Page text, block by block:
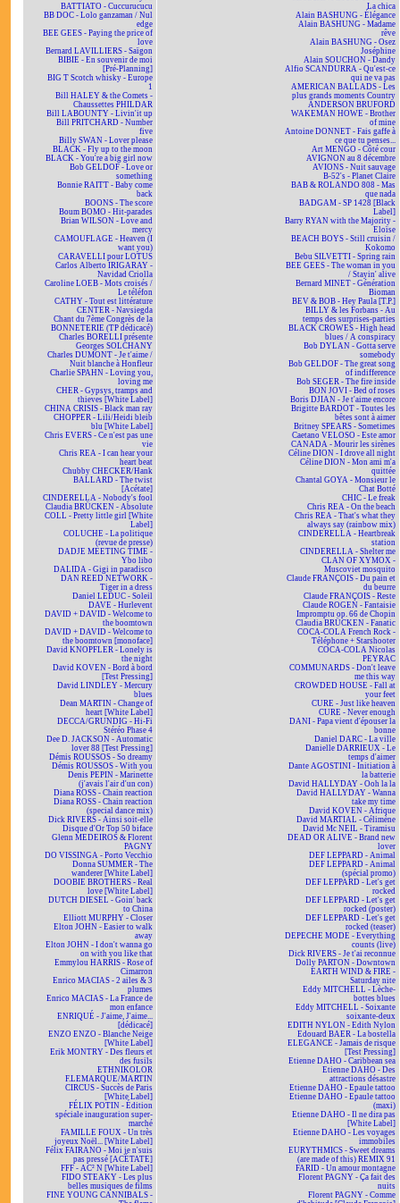
BATTIATO - Cuccurucucu
BB DOC - Lolo ganzaman / Nul
edge
BEE GEES - Paying the price of
love
Bernard LAVILLIERS - Saïgon
BIBIE - En souvenir de moi
[Pré-Planning]
BIG T Scotch whisky - Europe
1
Bill HALEY & the Comets -
Chaussettes PHILDAR
Bill LABOUNTY - Livin'it up
Bill PRITCHARD - Number
five
Billy SWAN - Lover please
BLACK - Fly up to the moon
BLACK - You're a big girl now
Bob GELDOF - Love or
something
Bonnie RAITT - Baby come
back
BOONS - The score
Boum BOMO - Hit-parades
Brian WILSON - Love and
mercy
CAMOUFLAGE - Heaven (I
want you)
CARAVELLI pour LOTUS
Carlos Alberto IRIGARAY -
Navidad Criolla
Caroline LOEB - Mots croisés /
Le téléfon
CATHY - Tout est littérature
CENTER - Navsiegda
Chant du 7ème Congrès de la
BONNETERIE (TP dédicacé)
Charles BORELLI présente
Georges SOLCHANY
Charles DUMONT - Je t'aime /
Nuit blanche à Honfleur
Charlie SPAHN - Loving you,
loving me
CHER - Gypsys, tramps and
thieves [White Label]
CHINA CRISIS - Black man ray
CHOPPER - Lili/Heidi bleib
blu [White Label]
Chris EVERS - Ce n'est pas une
vie
Chris REA - I can hear your
heart beat
Chubby CHECKER/Hank
BALLARD - The twist
[Acétate]
CINDERELLA - Nobody's fool
Claudia BRÜCKEN - Absolute
COLL - Pretty little girl [White
Label]
COLUCHE - La politique
(revue de presse)
DADJE MEETING TIME -
Ybo libo
DALIDA - Gigi in paradisco
DAN REED NETWORK -
Tiger in a dress
Daniel LEDUC - Soleil
DAVE - Hurlevent
DAVID + DAVID - Welcome to
the boomtown
DAVID + DAVID - Welcome to
the boomtown [monoface]
David KNOPFLER - Lonely is
the night
David KOVEN - Bord à bord
[Test Pressing]
David LINDLEY - Mercury
blues
Dean MARTIN - Change of
heart [White Label]
DECCA/GRUNDIG - Hi-Fi
Stéréo Phase 4
Dee D. JACKSON - Automatic
lover 88 [Test Pressing]
Démis ROUSSOS - So dreamy
Démis ROUSSOS - With you
Denis PEPIN - Marinette
(j'avais l'air d'un con)
Diana ROSS - Chain reaction
Diana ROSS - Chain reaction
(special dance mix)
Dick RIVERS - Ainsi soit-elle
Disque d'Or Top 50 biface
Glenn MEDEIROS & Florent
PAGNY
DO VISSINGA - Porto Vecchio
Donna SUMMER - The
wanderer [White Label]
DOOBIE BROTHERS - Real
love [White Label]
DUTCH DIESEL - Goin' back
to China
Elliott MURPHY - Closer
Elton JOHN - Easier to walk
away
Elton JOHN - I don't wanna go
on with you like that
Emmylou HARRIS - Rose of
Cimarron
Enrico MACIAS - 2 ailes & 3
plumes
Enrico MACIAS - La France de
mon enfance
ENRIQUÉ - J'aime, J'aime...
[dédicacé]
ENZO ENZO - Blanche Neige
[White Label]
Erik MONTRY - Des fleurs et
des fusils
ETHNIKOLOR
F.LEMARQUE/MARTIN
CIRCUS - Succès de Paris
[White Label]
FÉLIX POTIN - Édition
spéciale inauguration super-
marché
FAMILLE FOUX - Un très
joyeux Noël... [White Label]
Félix FAIRANO - Moi je n'suis
pas pressé [ACÉTATE]
FFF - AC² N [White Label]
FIDO STEAKY - Les plus
belles musiques de films
FINE YOUNG CANNIBALS -
La chica
Alain BASHUNG - Élégance
Alain BASHUNG - Madame
rêve
Alain BASHUNG - Osez
Joséphine
Alain SOUCHON - Dandy
Alfio SCANDURRA - Qu'est-ce
qui ne va pas
AMERICAN BALLADS - Les
plus grands moments Country
ANDERSON BRUFORD
WAKEMAN HOWE - Brother
of mine
Antoine DONNET - Fais gaffe à
ce que tu penses...
Art MENGO - Côté cour
AVIGNON au 8 décembre
AVIONS - Nuit sauvage
B-52's - Planet Claire
BAB & ROLANDO 808 - Mas
que nada
BADGAM - SP 1428 [Black
Label]
Barry RYAN with the Majority -
Eloïse
BEACH BOYS - Still cruisin /
Kokomo
Bebu SILVETTI - Spring rain
BEE GEES - The woman in you
/ Stayin' alive
Bernard MINET - Génération
Bioman
BEV & BOB - Hey Paula [T.P.]
BILLY & les Forbans - Au
temps des surprises-parties
BLACK CROWES - High head
blues / A conspiracy
Bob DYLAN - Gotta serve
somebody
Bob GELDOF - The great song
of indifference
Bob SEGER - The fire inside
BON JOVI - Bed of roses
Boris DJIAN - Je t'aime encore
Brigitte BARDOT - Toutes les
bêtes sont à aimer
Britney SPEARS - Sometimes
Caetano VELOSO - Este amor
CANADA - Mourir les sirènes
Céline DION - I drove all night
Céline DION - Mon ami m'a
quittée
Chantal GOYA - Monsieur le
Chat Botté
CHIC - Le freak
Chris REA - On the beach
Chris REA - That's what they
always say (rainbow mix)
CINDERELLA - Heartbreak
station
CINDERELLA - Shelter me
CLAN OF XYMOX -
Muscoviet mosquito
Claude FRANÇOIS - Du pain et
du beurre
Claude FRANÇOIS - Reste
Claude ROGEN - Fantaisie
Impromptu op. 66 de Chopin
Claudia BRÜCKEN - Fanatic
COCA-COLA French Rock -
Téléphone + Starshooter
COCA-COLA Nicolas
PEYRAC
COMMUNARDS - Don't leave
me this way
CROWDED HOUSE - Fall at
your feet
CURE - Just like heaven
CURE - Never enough
DANI - Papa vient d'épouser la
bonne
Daniel DARC - La ville
Danielle DARRIEUX - Le
temps d'aimer
Dante AGOSTINI - Initiation à
la batterie
David HALLYDAY - Ooh la la
David HALLYDAY - Wanna
take my time
David KOVEN - Afrique
David MARTIAL - Célimène
David Mc NEIL - Tiramisu
DEAD OR ALIVE - Brand new
lover
DEF LEPPARD - Animal
DEF LEPPARD - Animal
(spécial promo)
DEF LEPPARD - Let's get
rocked
DEF LEPPARD - Let's get
rocked (poster)
DEF LEPPARD - Let's get
rocked (teaser)
DEPECHE MODE - Everything
counts (live)
Dick RIVERS - Je t'ai reconnue
Dolly PARTON - Downtown
EARTH WIND & FIRE -
Saturday nite
Eddy MITCHELL - Lèche-
bottes blues
Eddy MITCHELL - Soixante
soixante-deux
EDITH NYLON - Edith Nylon
Edouard BAER - La bostella
ELEGANCE - Jamais de risque
[Test Pressing]
Etienne DAHO - Caribbean sea
Etienne DAHO - Des
attractions désastre
Etienne DAHO - Epaule tattoo
Etienne DAHO - Epaule tattoo
(maxi)
Etienne DAHO - Il ne dira pas
[White Label]
Etienne DAHO - Les voyages
immobiles
EURYTHMICS - Sweet dreams
(are made of this) REMIX 91
FARID - Un amour montagne
Florent PAGNY - Ça fait des
nuits
Florent PAGNY - Comme